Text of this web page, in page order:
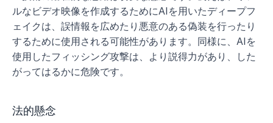
ルなビデオ映像を作成するためにAIを用いたディープフ
ェイクは、誤情報を広めたり悪意のある偽装を行ったり
するために使用される可能性があります。同様に、AIを
使用したフィッシング攻撃は、より説得力があり、した
がってはるかに危険です。
法的懸念